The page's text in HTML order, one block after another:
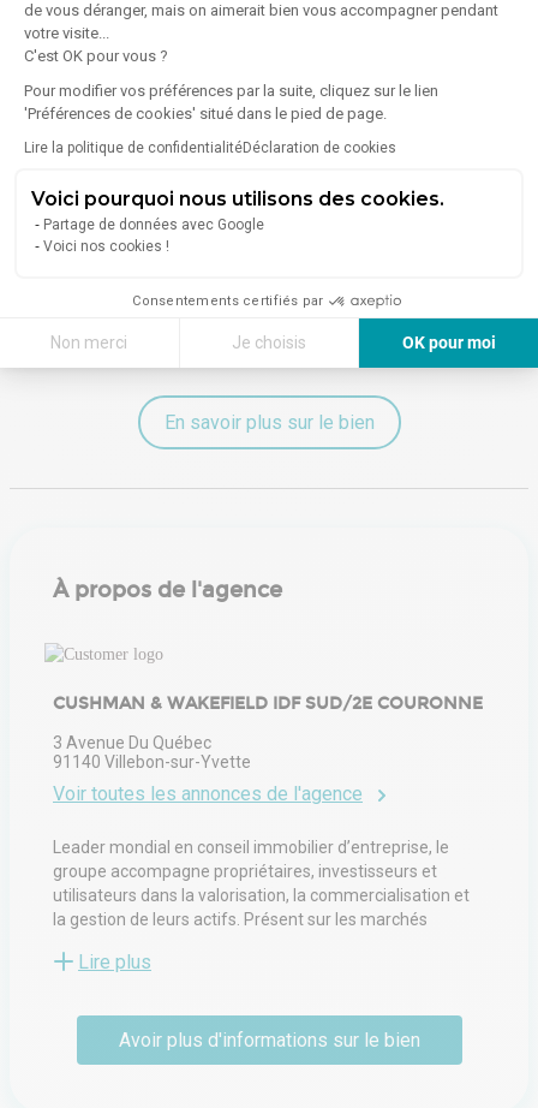
de vous déranger, mais on aimerait bien vous accompagner pendant
votre visite...
C'est OK pour vous ?
Pour modifier vos préférences par la suite, cliquez sur le lien
'Préférences de cookies' situé dans le pied de page.
Lire la politique de confidentialitéDéclaration de cookies
Voici pourquoi nous utilisons des cookies.
Partage de données avec Google
Voici nos cookies !
Consentements certifiés par
Non merci Je choisis
OK pour moi
Notre plateforme vous permet d'adapter et de gérer vos paramètres
Énergie
Diagnostic de performance énergétique (DPE)
E
Consommation (énergie primaire) :
E (250 à 329
kWhEP/m².an)
Indice d'émission de gaz à effet de serre (GES)
Émissions : Non communiqué
En savoir plus sur le bien
À propos de l'agence
CUSHMAN & WAKEFIELD IDF SUD/2E COURONNE
3 Avenue Du Québec
91140 Villebon-sur-Yvette
Voir toutes les annonces de l'agence
Leader mondial en conseil immobilier d’entreprise, le
groupe accompagne propriétaires, investisseurs et
utilisateurs dans la valorisation, la commercialisation et
la gestion de leurs actifs. Présent sur les marchés
allant de la transaction locative et vente à l’expertise, la
stratégie d’implantation. Ses équipes multidisciplinaires
interviennent auprès d’entreprises de toutes tailles pour
optimiser la performance immobilière et créer de la
Lire plus
Avoir plus d'informations sur le bien